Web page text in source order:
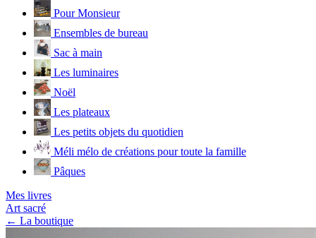
Pour Monsieur
Ensembles de bureau
Sac à main
Les luminaires
Noël
Les plateaux
Les petits objets du quotidien
Méli mélo de créations pour toute la famille
Pâques
Mes livres
Art sacré
← La boutique